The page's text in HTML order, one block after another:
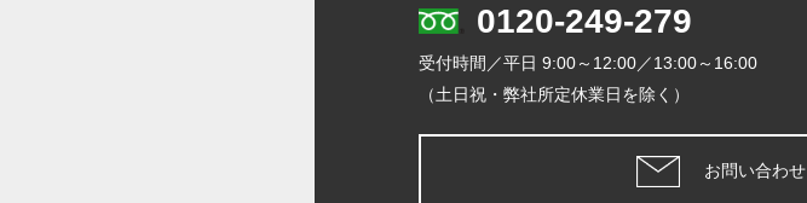
0120-249-279
受付時間／平日 9:00～12:00／13:00～16:00
（土日祝・弊社所定休業日を除く）
お問い合わせ